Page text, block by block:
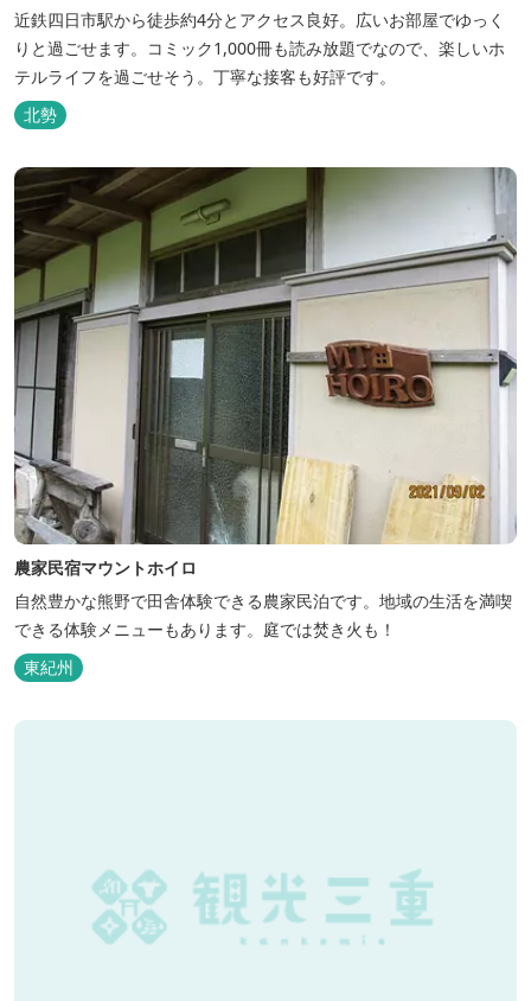
近鉄四日市駅から徒歩約4分とアクセス良好。広いお部屋でゆっく
りと過ごせます。コミック1,000冊も読み放題でなので、楽しいホ
テルライフを過ごせそう。丁寧な接客も好評です。
北勢
農家民宿マウントホイロ
自然豊かな熊野で田舎体験できる農家民泊です。地域の生活を満喫
できる体験メニューもあります。庭では焚き火も！
東紀州